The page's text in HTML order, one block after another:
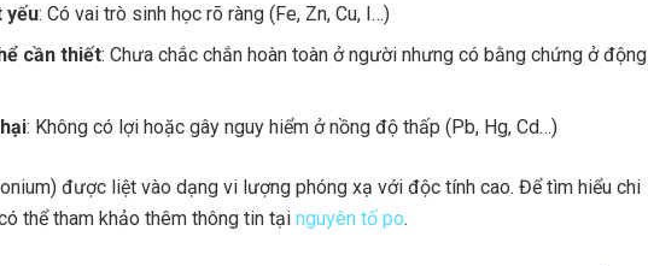
yếu: Có vai trò sinh học rõ ràng (Fe, Zn, Cu, I…)
cần thiết: Chưa chắc chắn hoàn toàn ở người nhưng có bằng chứng ở động
: Không có lợi hoặc gây nguy hiểm ở nồng độ thấp (Pb, Hg, Cd…)
được liệt vào dạng vi lượng phóng xạ với độc tính cao. Để tìm hiểu chi
thể tham khảo thêm thông tin tại nguyên tố po.